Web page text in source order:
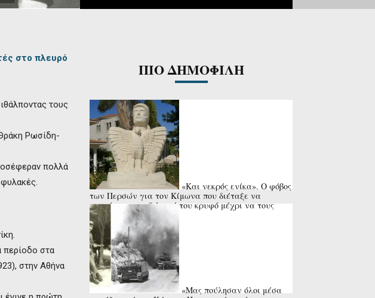
στο πλευρό
τους
Ρωσίδη-
πολλά
περίοδο στα
στην Αθήνα
ΠΙΟ ΔΗΜΟΦΙΛΗ
«Και νεκρός ενίκα». Ο φόβος
των Περσών για τον Κίμωνα που διέταξε να
κρατήσουν τον θάνατό του κρυφό μέχρι να τους
νικήσουν στην Κύπρο
«Μας πούλησαν όλοι μέσα